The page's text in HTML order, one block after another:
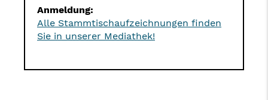
Anmeldung:
Alle Stammtischaufzeichnungen finden
Sie in unserer Mediathek!